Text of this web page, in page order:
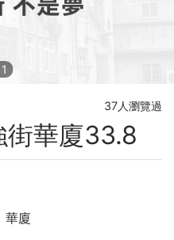
1
37人瀏覽過
街華廈33.8
華廈